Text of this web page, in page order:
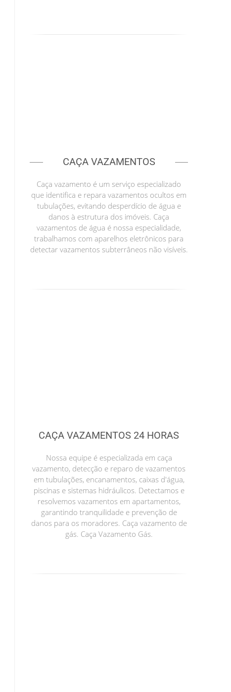
CAÇA VAZAMENTOS
Caça vazamento é um serviço especializado
que identifica e repara vazamentos ocultos em
tubulações, evitando desperdício de água e
danos à estrutura dos imóveis. Caça
vazamentos de água é nossa especialidade,
trabalhamos com aparelhos eletrônicos para
detectar vazamentos subterrâneos não visíveis.
CAÇA VAZAMENTOS 24 HORAS
Nossa equipe é especializada em caça
vazamento, detecção e reparo de vazamentos
em tubulações, encanamentos, caixas d'água,
piscinas e sistemas hidráulicos. Detectamos e
resolvemos vazamentos em apartamentos,
garantindo tranquilidade e prevenção de
danos para os moradores. Caça vazamento de
gás. Caça Vazamento Gás.